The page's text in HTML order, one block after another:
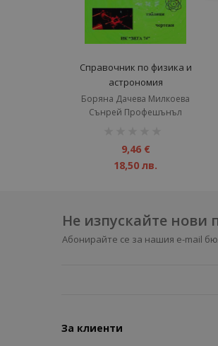
Справочник по физика и
астрономия
Боряна Дачева Милкоева
Сънрей Профешънъл
9,46 €
18,50 лв.
Не изпускайте
Абонирайте се за нашия e-mail
За клиенти